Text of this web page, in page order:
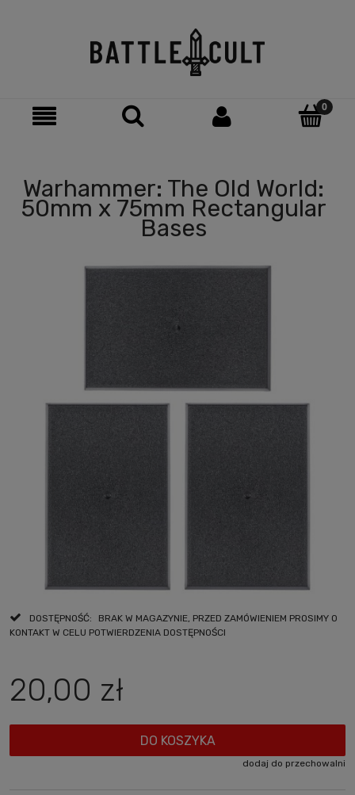
Warhammer: The Old World:
50mm x 75mm Rectangular
Bases
DOSTĘPNOŚĆ:
BRAK W MAGAZYNIE, PRZED ZAMÓWIENIEM PROSIMY O
KONTAKT W CELU POTWIERDZENIA DOSTĘPNOŚCI
20,00 zł
DO KOSZYKA
dodaj do przechowalni